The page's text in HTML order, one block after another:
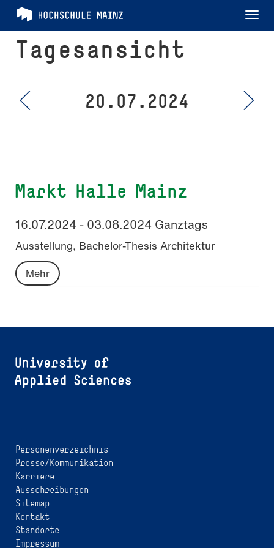
Tagesansicht
20.07.2024
Markt Halle Mainz
16.07.2024 - 03.08.2024 Ganztags
Ausstellung, Bachelor-Thesis Architektur
Mehr
Personenverzeichnis
Presse/Kommunikation
Karriere
Ausschreibungen
Sitemap
Kontakt
Standorte
Impressum